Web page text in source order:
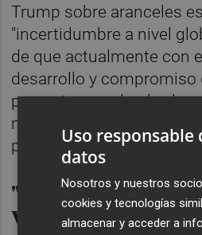
Trump sobre aranceles
"incertidumbre a nivel
de que actualmente con
desarrollo y compromiso
proyectos en el país el
no es relevante, el
proyectos "podría ser
"Diálogo directo
Venezuela
Uso responsable
datos
Nosotros y nuestros
cookies y tecnologías
almacenar y acceder a